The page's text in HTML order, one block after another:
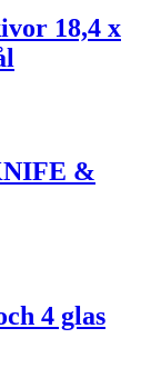
18,4 x
&
4 glas